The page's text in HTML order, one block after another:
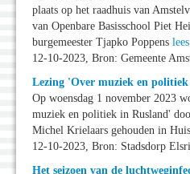
plaats op het raadhuis van
van Openbare Basisschool Piet
burgemeester Tjapko Poppens lees
12-10-2023, Bron: Gemeente
Lezing 'Over muziek en
Op woensdag 1 november 2023
muziek en politiek in Rusland'
Michel Krielaars gehouden in
12-10-2023, Bron: Stadsdorp
Het seizoen van de